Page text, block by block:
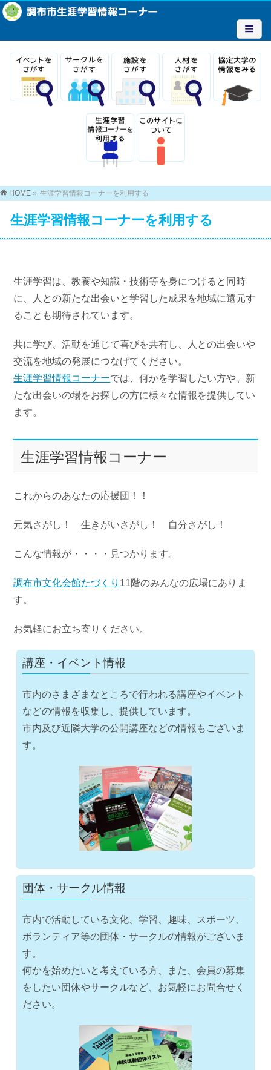
HOME » 生涯学習情報コーナーを利用する
生涯学習情報コーナーを利用する
生涯学習は、教養や知識・技術等を身につけると同時
に、人との新たな出会いと学習した成果を地域に還元す
ることも期待されています。
共に学び、活動を通じて喜びを共有し、人との出会いや
交流を地域の発展につなげてください。
生涯学習情報コーナーでは、何かを学習したい方や、新
たな出会いの場をお探しの方に様々な情報を提供してい
ます。
生涯学習情報コーナー
これからのあなたの応援団！！
元気さがし！ 生きがいさがし！ 自分さがし！
こんな情報が・・・・見つかります。
調布市文化会館たづくり 11階のみんなの広場にありま
す。
お気軽にお立ち寄りください。
講座・イベント情報
市内のさまざまなところで行われる講座やイベント
などの情報を収集し、提供しています。
市内及び近隣大学の公開講座などの情報もございま
す。
団体・サークル情報
市内で活動している文化、学習、趣味、スポーツ、
ボランティア等の団体・サークルの情報がございま
す。
何かを始めたいと考えている方、また、会員の募集
をしたい団体やサークルなど、お気軽にお問合せく
ださい。